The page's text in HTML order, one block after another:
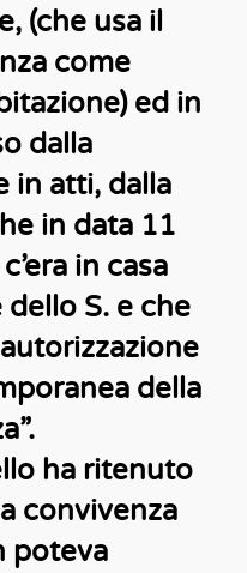
(che usa il
come
ed in
dalla
in atti, dalla
in data 11
in casa
S. e che
della
ha ritenuto
convivenza
poteva